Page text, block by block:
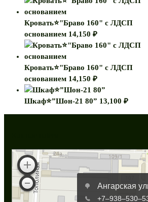
Кровать⭐"Браво 160" с ЛДСП
основанием 14,150 ₽
Кровать⭐"Браво 160" с ЛДСП
основанием 14,150 ₽
Шкаф⭐”Шон-21 80” 13,100 ₽